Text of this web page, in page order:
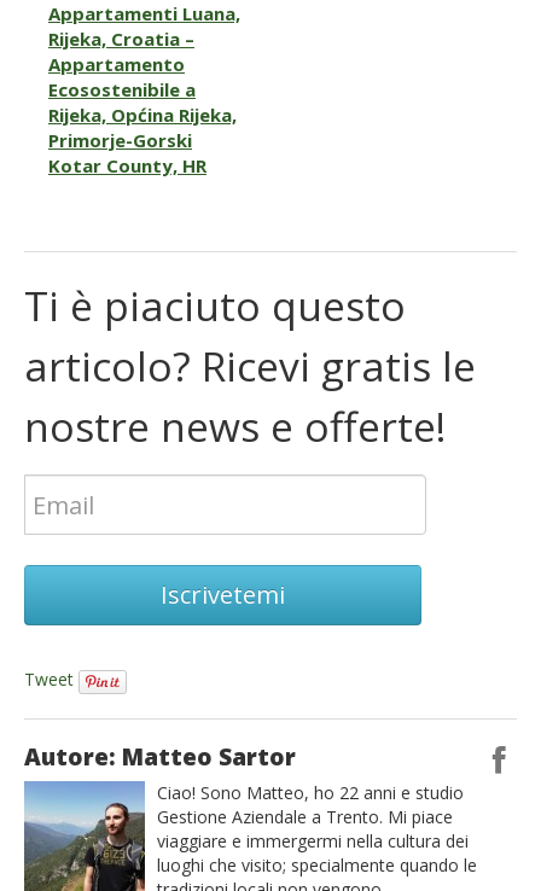
Appartamenti Luana,
Rijeka, Croatia –
Appartamento
Ecosostenibile a
Rijeka, Općina Rijeka,
Primorje-Gorski
Kotar County, HR
Ti è piaciuto questo
articolo? Ricevi gratis le
nostre news e offerte!
Iscrivetemi
Tweet
Autore: Matteo Sartor
Ciao! Sono Matteo, ho 22 anni e studio
Gestione Aziendale a Trento. Mi piace
viaggiare e immergermi nella cultura dei
luoghi che visito; specialmente quando le